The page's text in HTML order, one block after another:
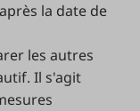
la date de
les autres
Il s'agit